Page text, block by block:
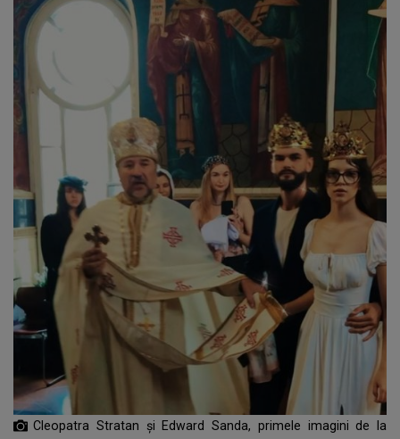
Cleopatra Stratan și Edward Sanda, primele imagini de la